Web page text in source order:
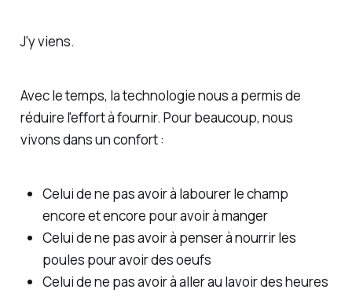
J'y viens.
Avec le temps, la technologie nous a permis de
réduire l'effort à fournir. Pour beaucoup, nous
vivons dans un confort :
Celui de ne pas avoir à labourer le champ
encore et encore pour avoir à manger
Celui de ne pas avoir à penser à nourrir les
poules pour avoir des oeufs
Celui de ne pas avoir à aller au lavoir des heures